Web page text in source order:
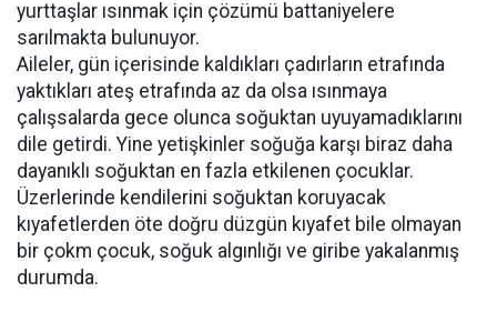
yurttaşlar ısınmak için çözümü battaniyelere
sarılmakta bulunuyor.
Aileler, gün içerisinde kaldıkları çadırların etrafında
yaktıkları ateş etrafında az da olsa ısınmaya
çalışsalarda gece olunca soğuktan uyuyamadıklarını
dile getirdi. Yine yetişkinler soğuğa karşı biraz daha
dayanıklı soğuktan en fazla etkilenen çocuklar.
Üzerlerinde kendilerini soğuktan koruyacak
kıyafetlerden öte doğru düzgün kıyafet bile olmayan
bir çokm çocuk, soğuk algınlığı ve giribe yakalanmış
durumda.